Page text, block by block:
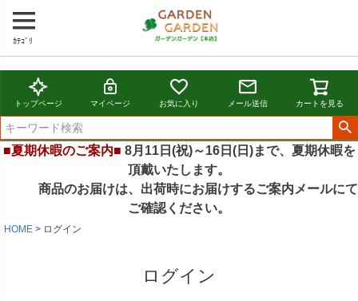
ｶﾃｺﾞﾘ
トップページ マイページ お気に入り メール送信 カートを見る
■夏期休暇のご案内■ 8月11日(祝)～16日(日)まで、夏期休暇を
頂戴いたします。
商品のお届けは、出荷時にお届けするご案内メールにて
ご確認ください。
HOME ログイン
ログイン